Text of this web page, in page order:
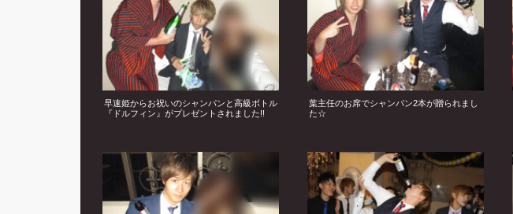
早速姫からお祝いのシャンパンと高級ボトル
『ドルフィン』がプレゼントされました!!
葉主任のお席でシャンパン2本が贈られまし
た☆